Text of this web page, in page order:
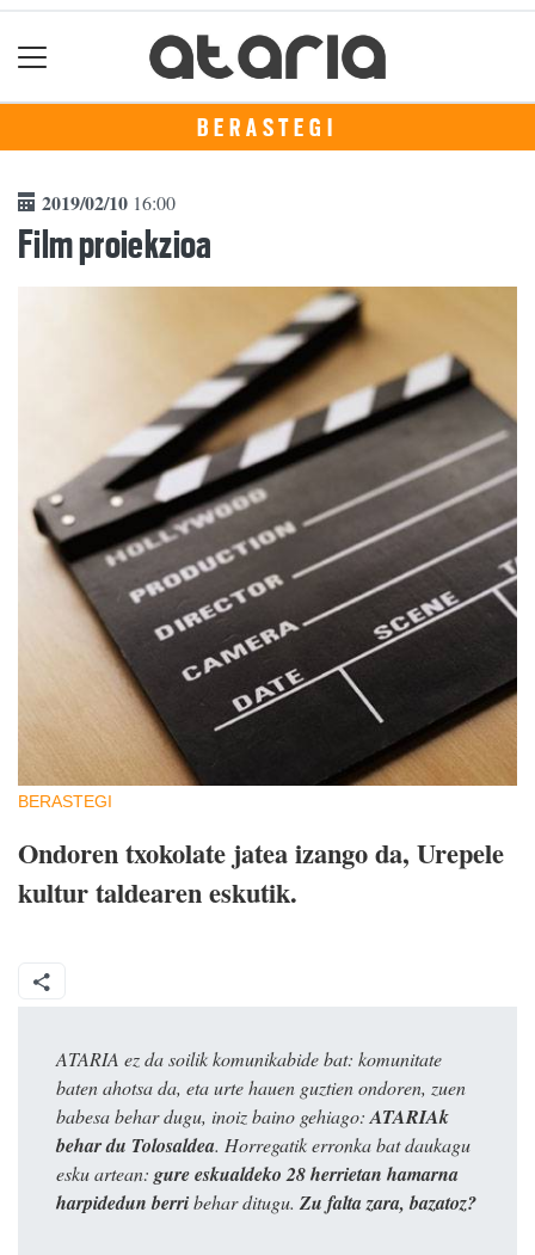
BERASTEGI
2019/02/10 16:00
Film proiekzioa
BERASTEGI
Ondoren txokolate jatea izango da, Urepele
kultur taldearen eskutik.
ATARIA ez da soilik komunikabide bat: komunitate
baten ahotsa da, eta urte hauen guztien ondoren, zuen
babesa behar dugu, inoiz baino gehiago: ATARIAk
behar du Tolosaldea. Horregatik erronka bat daukagu
esku artean: gure eskualdeko 28 herrietan hamarna
harpidedun berribehar ditugu. Zu falta zara, bazatoz?